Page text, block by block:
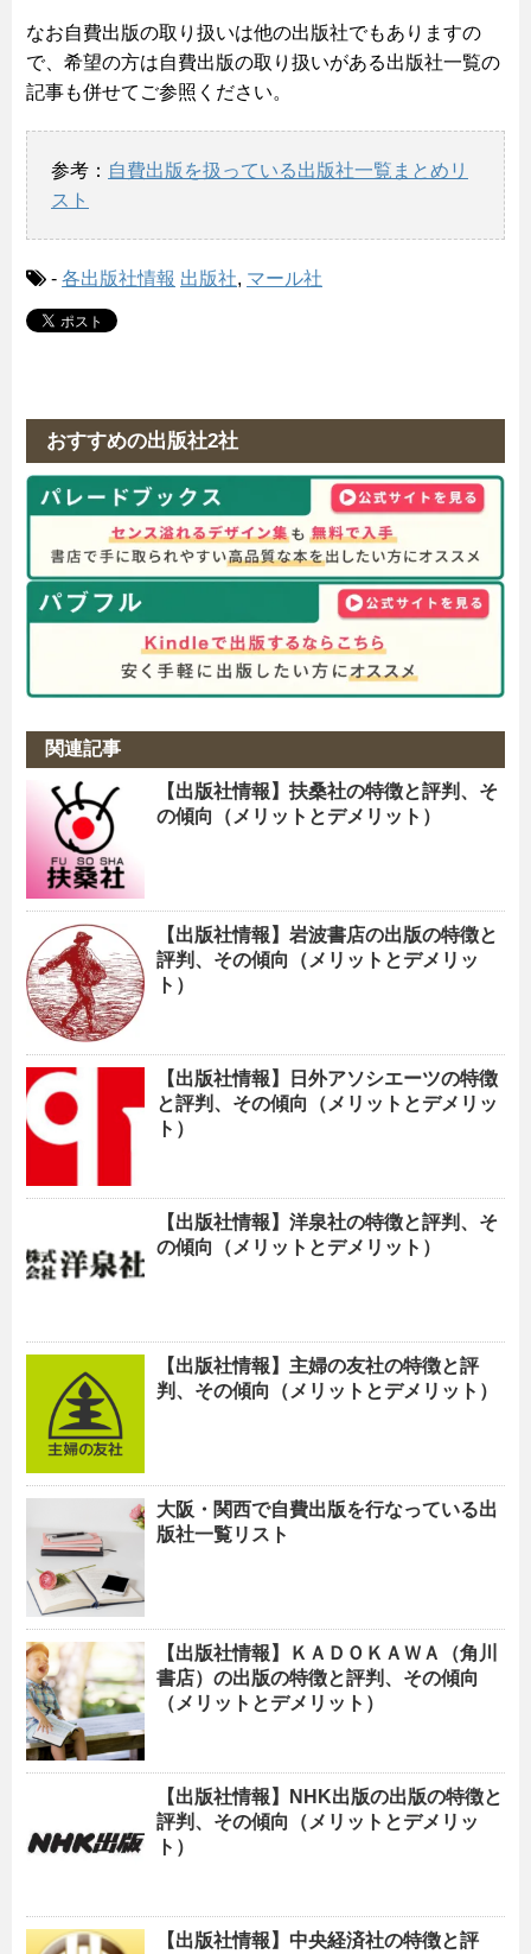
なお自費出版の取り扱いは他の出版社でもありますの
で、希望の方は自費出版の取り扱いがある出版社一覧の
記事も併せてご参照ください。
参考： 自費出版を扱っている出版社一覧まとめリ
スト
- 各出版社情報 出版社, マール社
おすすめの出版社2社
関連記事
【出版社情報】扶桑社の特徴と評判、そ
の傾向（メリットとデメリット）
【出版社情報】岩波書店の出版の特徴と
評判、その傾向（メリットとデメリッ
ト）
【出版社情報】日外アソシエーツの特徴
と評判、その傾向（メリットとデメリッ
ト）
【出版社情報】洋泉社の特徴と評判、そ
の傾向（メリットとデメリット）
【出版社情報】主婦の友社の特徴と評
判、その傾向（メリットとデメリット）
大阪・関西で自費出版を行なっている出
版社一覧リスト
【出版社情報】ＫＡＤＯＫＡＷＡ（角川
書店）の出版の特徴と評判、その傾向
（メリットとデメリット）
【出版社情報】NHK出版の出版の特徴と
評判、その傾向（メリットとデメリッ
ト）
【出版社情報】中央経済社の特徴と評